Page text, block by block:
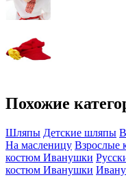
Похожие
Шляпы Детские шляпы
На масленицу Взрослые
костюм Иванушки
костюм Иванушки